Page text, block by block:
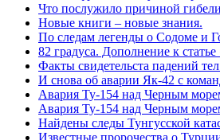
Что послужило причиной
Новые книги – новые знания.
По следам легенды о Содоме и
82 градуса. Дополнение к
Факты свидетельста падений
И снова об аварии Як-42 с
Авария Ту-154 над Черным
Авария Ту-154 над Черным
Найдены следы Тунгусской